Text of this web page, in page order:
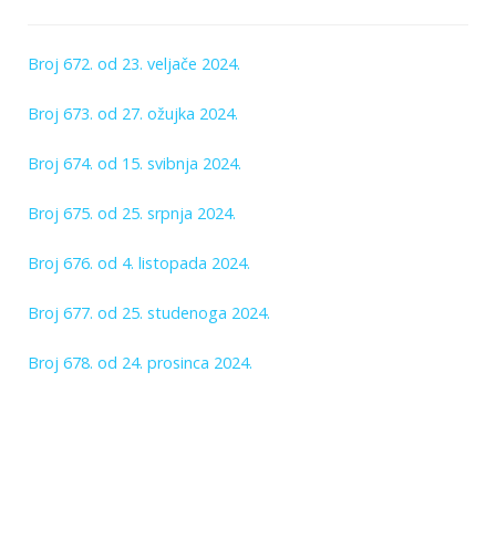
Broj 672. od 23. veljače 2024.
Broj 673. od 27. ožujka 2024.
Broj 674. od 15. svibnja 2024.
Broj 675. od 25. srpnja 2024.
Broj 676. od 4. listopada 2024.
Broj 677. od 25. studenoga 2024.
Broj 678. od 24. prosinca 2024.